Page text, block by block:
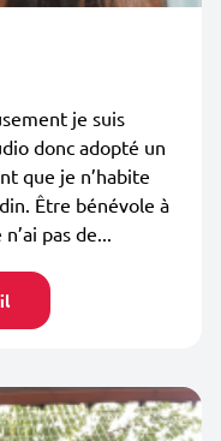
je suis
donc adopté un
que je n’habite
Être bénévole à
pas de...